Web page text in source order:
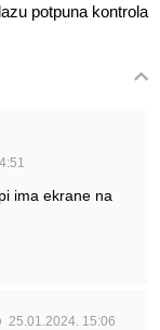
potpuna kontrola
ima ekrane na
25.01.2024. 15:06